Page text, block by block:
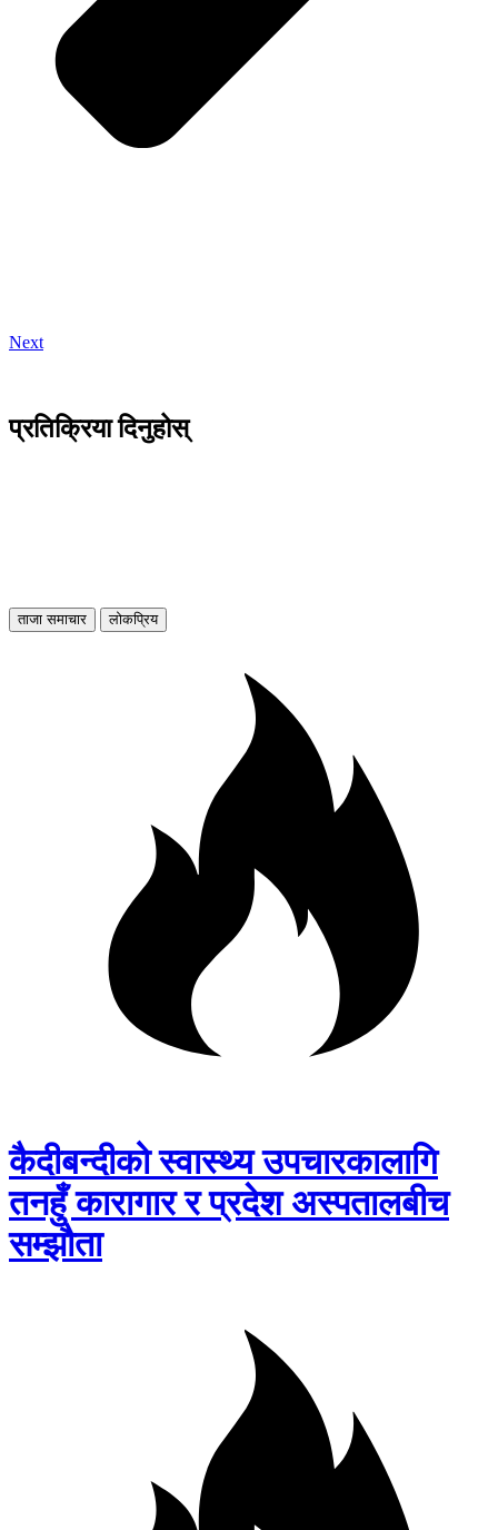
Next
प्रतिक्रिया दिनुहोस्
ताजा समाचार लोकप्रिय
कैदीबन्दीको स्वास्थ्य उपचारकालागि
तनहुँ कारागार र प्रदेश अस्पतालबीच
सम्झौता